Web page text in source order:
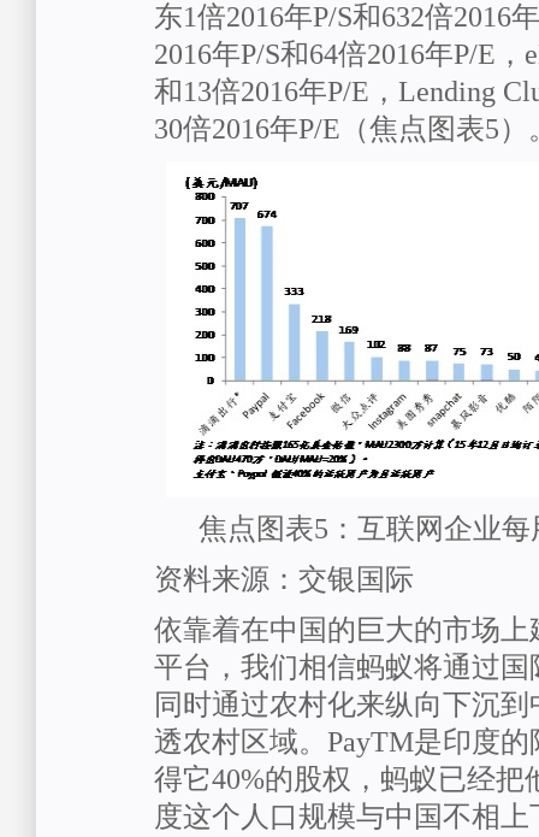
东1倍2016年P/S和632倍2016
2016年P/S和64倍2016年P/E，
和13倍2016年P/E，Lending
30倍2016年P/E（焦点图表5）
焦点图表5：互联网企业
资料来源：交银国际
依靠着在中国的巨大的市场
平台，我们相信蚂蚁将通过
同时通过农村化来纵向下沉
透农村区域。PayTM是印度
得它40%的股权，蚂蚁已经把
度这个人口规模与中国不相上